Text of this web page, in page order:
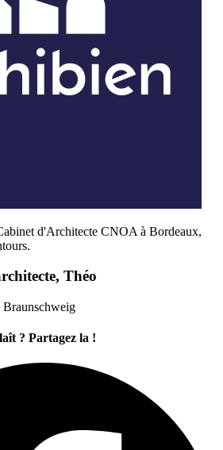
d'Architecte CNOA à Bordeaux,
Théo
? Partagez la !